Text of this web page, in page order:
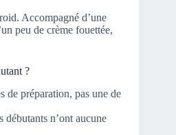
Accompagné d’une
peu de crème fouettée,
?
de préparation, pas une de
débutants n’ont aucune